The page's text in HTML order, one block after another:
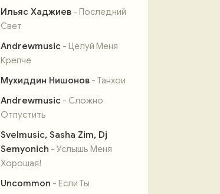
Ильяс Хаджиев - Последний
Свет
Andrewmusic - Целуй Меня
Крепче
Мухиддин Нишонов - Танхои
Andrewmusic - Сложно
Отпустить
Svelmusic, Sasha Zim, Dj
Semyonich - Услышь Меня
Хорошая!
Uncommon - Если Ты